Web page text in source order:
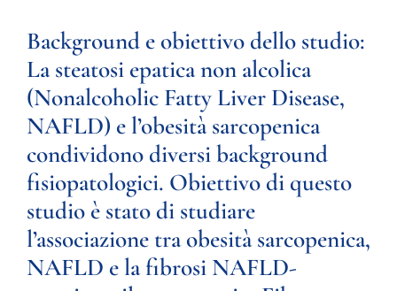
Background e obiettivo dello studio:
La steatosi epatica non alcolica
(Nonalcoholic Fatty Liver Disease,
NAFLD) e l’obesità sarcopenica
condividono diversi background
fisiopatologici. Obiettivo di questo
studio è stato di studiare
l’associazione tra obesità sarcopenica,
NAFLD e la fibrosi NAFLD-